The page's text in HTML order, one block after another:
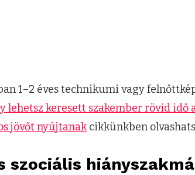
1–2 éves technikumi vagy
lehetsz keresett szakember rövid idő
jövőt nyújtanakcikkünkben
szociális